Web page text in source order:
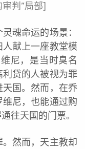
判”局部]
魂命运的场景：
献上一座教堂模
尼，是当时臭名
贷的人被视为罪
国。然而，在乔
尼，也能通过购
往天国的门票。
然而，天主教却